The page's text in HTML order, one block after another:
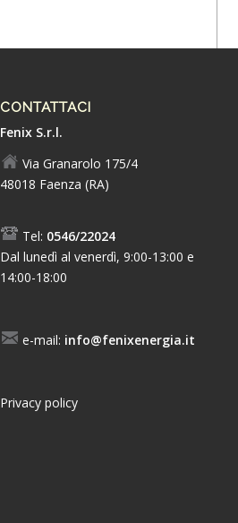
CONTATTACI
Fenix S.r.l.
Via Granarolo 175/4
48018 Faenza (RA)
Tel: 0546/22024
Dal lunedì al venerdì, 9:00-13:00 e
14:00-18:00
e-mail: info@fenixenergia.it
Privacy policy